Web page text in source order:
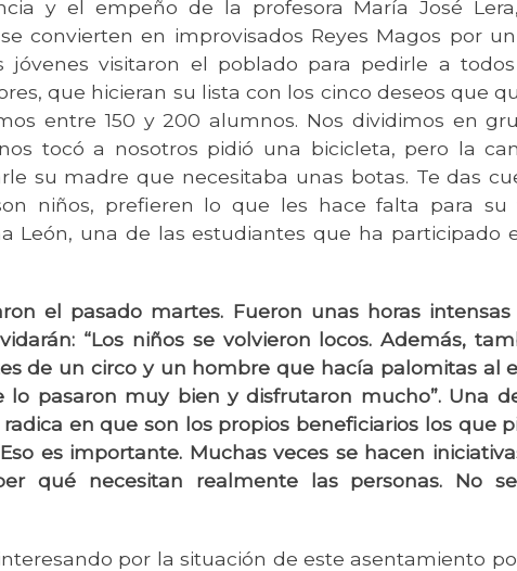
y el empeño de la profesora María José
convierten en improvisados Reyes Magos por
jóvenes visitaron el poblado para pedirle a
que hicieran su lista con los cinco deseos que
entre 150 y 200 alumnos. Nos dividimos en
tocó a nosotros pidió una bicicleta, pero la
su madre que necesitaba unas botas. Te das
niños, prefieren lo que les hace falta para su
León, una de las estudiantes que ha participado
el pasado martes. Fueron unas horas
“Los niños se volvieron locos. Además,
de un circo y un hombre que hacía palomitas al
lo pasaron muy bien y disfrutaron mucho”. Una
en que son los propios beneficiarios los que
es importante. Muchas veces se hacen
qué necesitan realmente las personas. No
por la situación de este asentamiento